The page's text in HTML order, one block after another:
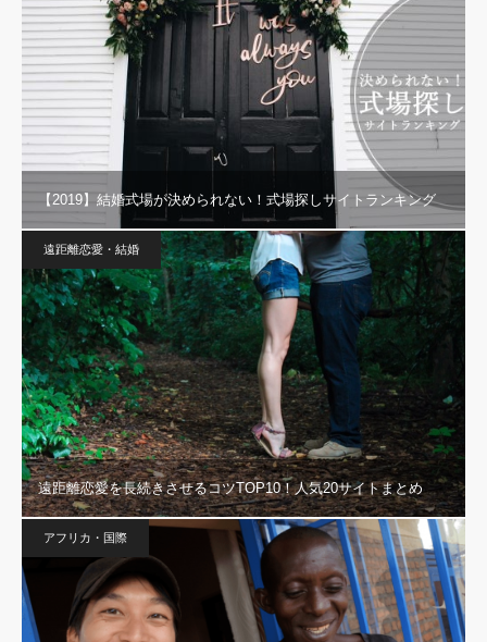
【2019】結婚式場が決められない！式場探しサイトランキング
遠距離恋愛・結婚
遠距離恋愛を長続きさせるコツTOP10！人気20サイトまとめ
アフリカ・国際